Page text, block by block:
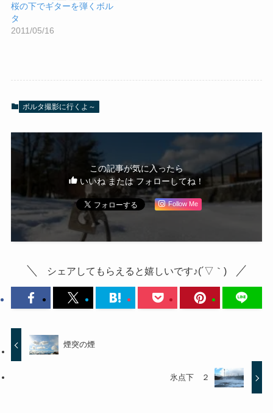
桜の下でギターを弾くボル
タ
2011/05/16
ボルタ撮影に行くよ～
この記事が気に入ったら
いいね または フォローしてね！
Follow Me
シェアしてもらえると嬉しいです♪(´▽｀)
煙突の煙
氷点下 ２